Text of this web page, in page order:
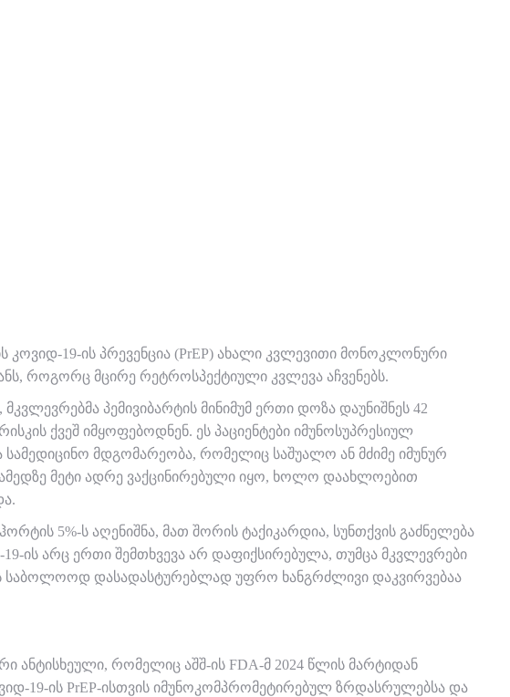
კოვიდ-19-ის პრევენცია (PrEP) ახალი კვლევითი მონოკლონური
როგორც მცირე რეტროსპექტიული კვლევა აჩვენებს.
პემივიბარტის მინიმუმ ერთი დოზა დაუნიშნეს 42
ქვეშ იმყოფებოდნენ. ეს პაციენტები იმუნოსუპრესიულ
მდგომარეობა, რომელიც საშუალო ან მძიმე იმუნურ
მეტი ადრე ვაქცინირებული იყო, ხოლო დაახლოებით
5%-ს აღენიშნა, მათ შორის ტაქიკარდია, სუნთქვის გაძნელება
ის არც ერთი შემთხვევა არ დაფიქსირებულა, თუმცა მკვლევრები
საბოლოოდ დასადასტურებლად უფრო ხანგრძლივი დაკვირვებაა
ანტისხეული, რომელიც აშშ-ის FDA-მ 2024 წლის მარტიდან
19-ის PrEP-ისთვის იმუნოკომპრომეტირებულ ზრდასრულებსა და